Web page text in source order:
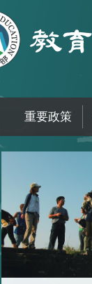
重要政策